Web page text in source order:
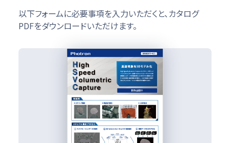
以下フォームに必要事項を入力いただくと、カタログ
PDFをダウンロードいただけます。